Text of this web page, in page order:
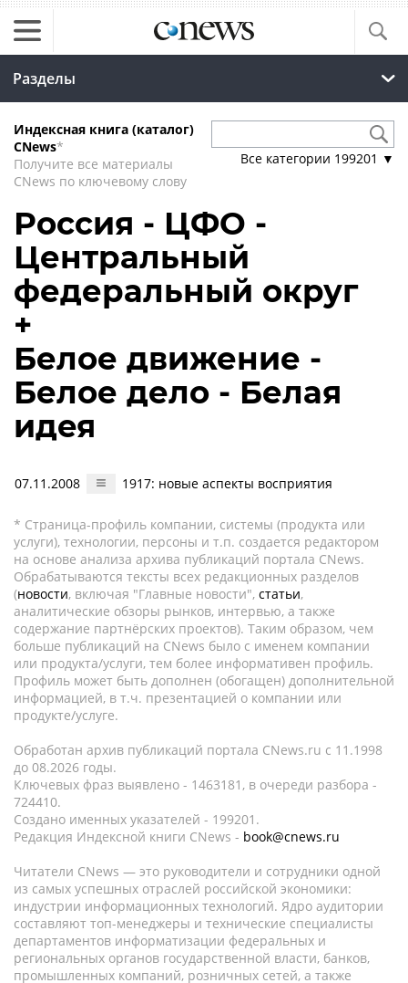
Разделы
Индексная книга (каталог)
CNews*
Получите все материалы
CNews по ключевому слову
Все категории 199201 ▼
Россия - ЦФО -
Центральный
федеральный округ
+
Белое движение -
Белое дело - Белая
идея
07.11.2008 1917: новые аспекты восприятия
* Страница-профиль компании, системы (продукта или
услуги), технологии, персоны и т.п. создается редактором
на основе анализа архива публикаций портала CNews.
Обрабатываются тексты всех редакционных разделов
(новости, включая "Главные новости", статьи,
аналитические обзоры рынков, интервью, а также
содержание партнёрских проектов). Таким образом, чем
больше публикаций на CNews было с именем компании
или продукта/услуги, тем более информативен профиль.
Профиль может быть дополнен (обогащен) дополнительной
информацией, в т.ч. презентацией о компании или
продукте/услуге.
Обработан архив публикаций портала CNews.ru c 11.1998
до 08.2026 годы.
Ключевых фраз выявлено - 1463181, в очереди разбора -
724410.
Создано именных указателей - 199201.
Редакция Индексной книги CNews - book@cnews.ru
Читатели CNews — это руководители и сотрудники одной
из самых успешных отраслей российской экономики:
индустрии информационных технологий. Ядро аудитории
составляют топ-менеджеры и технические специалисты
департаментов информатизации федеральных и
региональных органов государственной власти, банков,
промышленных компаний, розничных сетей, а также